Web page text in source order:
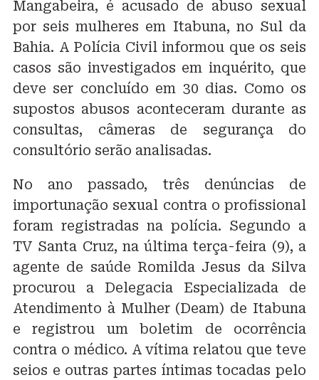
Mangabeira, é acusado de abuso sexual
por seis mulheres em Itabuna, no Sul da
Bahia. A Polícia Civil informou que os seis
casos são investigados em inquérito, que
deve ser concluído em 30 dias. Como os
supostos abusos aconteceram durante as
consultas, câmeras de segurança do
consultório serão analisadas.
No ano passado, três denúncias de
importunação sexual contra o profissional
foram registradas na polícia. Segundo a
TV Santa Cruz, na última terça-feira (9), a
agente de saúde Romilda Jesus da Silva
procurou a Delegacia Especializada de
Atendimento à Mulher (Deam) de Itabuna
e registrou um boletim de ocorrência
contra o médico. A vítima relatou que teve
seios e outras partes íntimas tocadas pelo